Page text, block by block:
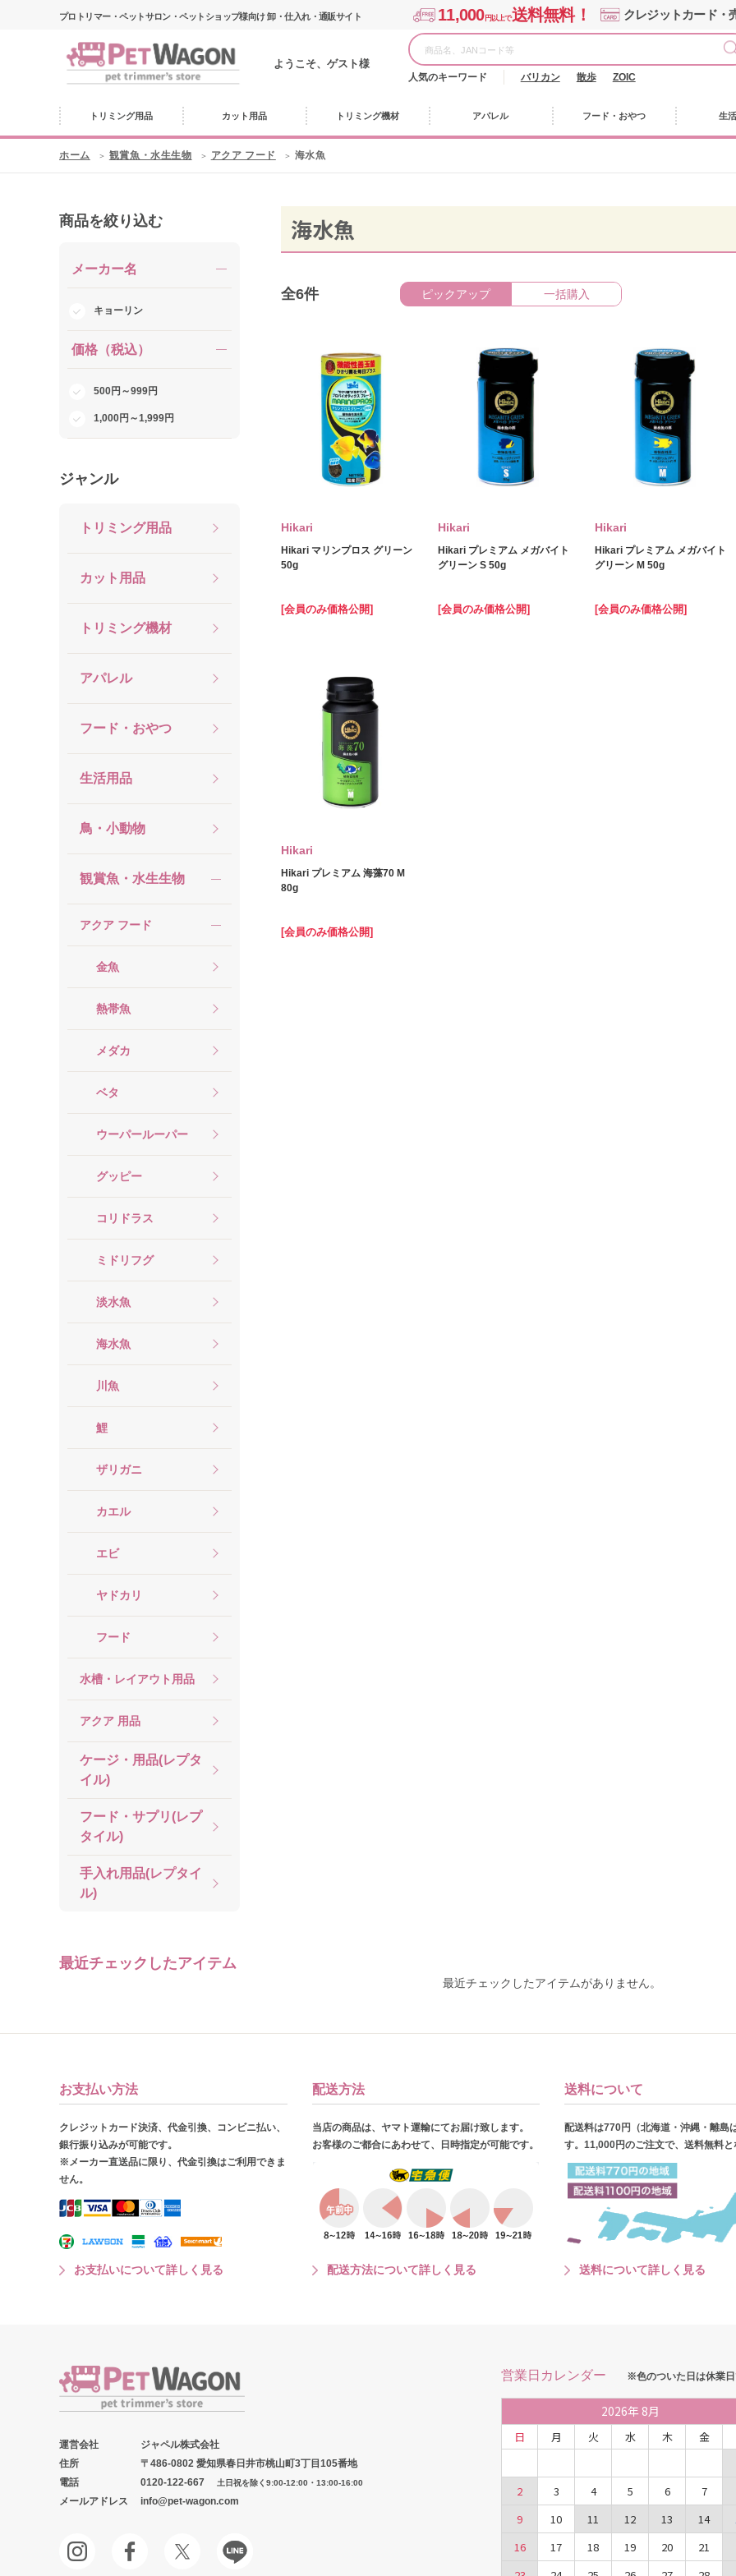
プロトリマー・ペットサロン・ペットショップ様向け 卸・仕入れ・通販サイト 11,000円以上で送料無料！ クレジットカード・
ようこそ、ゲスト様
人気のキーワード バリカン 散歩 ZOIC
トリミング用品 カット用品 トリミング機材 アパレル フード・おやつ 生
ホーム 観賞魚・水生生物 アクア フード 海水魚
商品を絞り込む
メーカー名
キョーリン
価格（税込）
500円～999円
1,000円～1,999円
ジャンル
トリミング用品
カット用品
トリミング機材
アパレル
フード・おやつ
生活用品
鳥・小動物
観賞魚・水生生物
アクア フード
金魚
熱帯魚
メダカ
ベタ
ウーパールーパー
グッピー
コリドラス
ミドリフグ
淡水魚
海水魚
川魚
鯉
ザリガニ
カエル
エビ
ヤドカリ
フード
水槽・レイアウト用品
アクア 用品
ケージ・用品(レプタ
イル)
フード・サプリ(レプ
タイル)
手入れ用品(レプタイ
ル)
海水魚
全6件 ピックアップ 一括購入
Hikari
Hikari マリンプロス グリーン
50g
[会員のみ価格公開]
Hikari
Hikari プレミアム メガバイト
グリーン S 50g
[会員のみ価格公開]
Hikari
Hikari プレミアム メガバイト
グリーン M 50g
[会員のみ価格公開]
Hikari
Hikari プレミアム 海藻70 M
80g
[会員のみ価格公開]
最近チェックしたアイテム
最近チェックしたアイテムがありません。
お支払い方法
クレジットカード決済、代金引換、コンビニ払い、
銀行振り込みが可能です。
※メーカー直送品に限り、代金引換はご利用できま
せん。
お支払いについて詳しく見る
配送方法
当店の商品は、ヤマト運輸にてお届け致します。
お客様のご都合にあわせて、日時指定が可能です。
配送方法について詳しく見る
送料について
配送料は770円（北海道・沖縄・離島
す。11,000円のご注文で、送料無料と
送料について詳しく見る
運営会社
ジャペル株式会社
住所
〒486-0802 愛知県春日井市桃山町3丁目105番地
電話
0120-122-667 土日祝を除く9:00-12:00・13:00-16:00
メールアドレス info@pet-wagon.com
営業日カレンダー ※色のついた日は休業日
2026年 8月
日 月 火 水 木 金
2
3 4 5 6 7
9
10 11 12 13 14
16
17 18 19 20 21